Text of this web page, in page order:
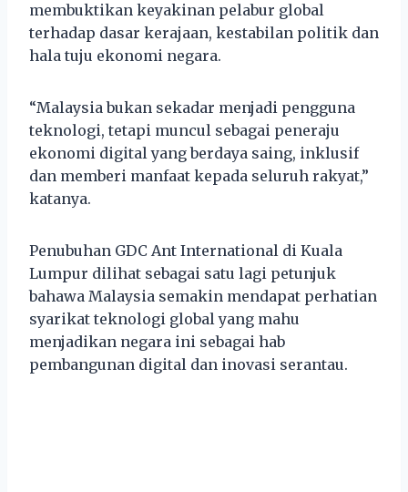
membuktikan keyakinan pelabur global
terhadap dasar kerajaan, kestabilan politik dan
hala tuju ekonomi negara.
“Malaysia bukan sekadar menjadi pengguna
teknologi, tetapi muncul sebagai peneraju
ekonomi digital yang berdaya saing, inklusif
dan memberi manfaat kepada seluruh rakyat,”
katanya.
Penubuhan GDC Ant International di Kuala
Lumpur dilihat sebagai satu lagi petunjuk
bahawa Malaysia semakin mendapat perhatian
syarikat teknologi global yang mahu
menjadikan negara ini sebagai hab
pembangunan digital dan inovasi serantau.